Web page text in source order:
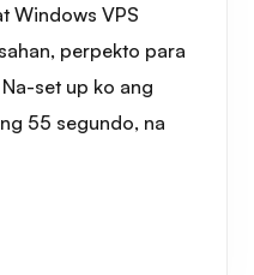
Windows VPS
perpekto para
set up ko ang
55 segundo, na